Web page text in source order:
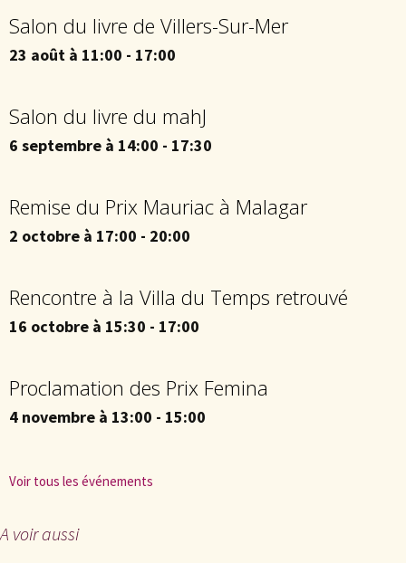
Salon du livre de Villers-Sur-Mer
23 août à 11:00 - 17:00
Salon du livre du mahJ
6 septembre à 14:00 - 17:30
Remise du Prix Mauriac à Malagar
2 octobre à 17:00 - 20:00
Rencontre à la Villa du Temps retrouvé
16 octobre à 15:30 - 17:00
Proclamation des Prix Femina
4 novembre à 13:00 - 15:00
Voir tous les événements
A voir aussi